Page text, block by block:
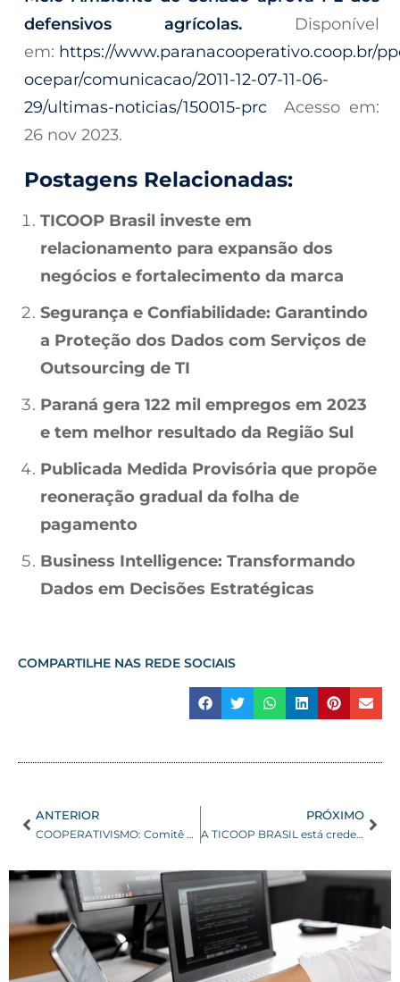
defensivos agrícolas. Disponível
em: https://www.paranacooperativo.coop.br/
ocepar/comunicacao/2011-12-07-11-06-
29/ultimas-noticias/150015-prc Acesso em:
26 nov 2023.
Postagens Relacionadas:
TICOOP Brasil investe em
relacionamento para expansão dos
negócios e fortalecimento da marca
Segurança e Confiabilidade: Garantindo
a Proteção dos Dados com Serviços de
Outsourcing de TI
Paraná gera 122 mil empregos em 2023
e tem melhor resultado da Região Sul
Publicada Medida Provisória que propõe
reoneração gradual da folha de
pagamento
Business Intelligence: Transformando
Dados em Decisões Estratégicas
COMPARTILHE NAS REDE SOCIAIS
ANTERIOR
COOPERATIVISMO: Comitê Estadual de Lideranças Jovens elege coordenadores
PRÓXIMO
A TICOOP BRASIL está credenciada junto ao SESCOOP! O que isso significa?